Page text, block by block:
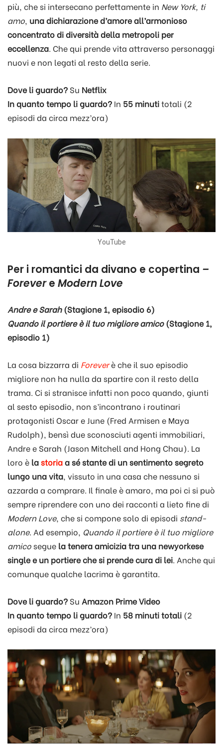
più, che si intersecano perfettamente in New York, ti
amo, una dichiarazione d’amore all’armonioso
concentrato di diversitàdella metropoli per
eccellenza. Che qui prende vita attraverso personaggi
nuovi e non legati al resto della serie.
Dove li guardo? Su Netflix
In quanto tempo li guardo? In 55 minutitotali (2
episodi da circa mezz’ora)
YouTube
Per i romantici da divano e copertina –
Forevere Modern Love
Andre e Sarah(Stagione 1, episodio 6)
Quando il portiere è il tuo migliore amico(Stagione 1,
episodio 1)
La cosa bizzarra di Foreverè che il suo episodio
migliore non ha nulla da spartire con il resto della
trama. Ci si stranisce infatti non poco quando, giunti
al sesto episodio, non s’incontrano i routinari
protagonisti Oscar e June (Fred Armisen e Maya
Rudolph), bensì due sconosciuti agenti immobiliari,
Andre e Sarah (Jason Mitchell and Hong Chau). La
loro è lastoriaa sé stante di un sentimento segreto
lungo una vita, vissuto in una casa che nessuno si
azzarda a comprare. Il finale è amaro, ma poi ci si può
sempre riprendere con uno dei racconti a lieto fine di
Modern Love, che si compone solo di episodi stand-
alone. Ad esempio, Quando il portiere è il tuo migliore
amicosegue la tenera amicizia tra una newyorkese
single e un portiere che si prende cura di lei. Anche qui
comunque qualche lacrima è garantita.
Dove li guardo? Su Amazon Prime Video
In quanto tempo li guardo? In 58 minuti totali (2
episodi da circa mezz’ora)